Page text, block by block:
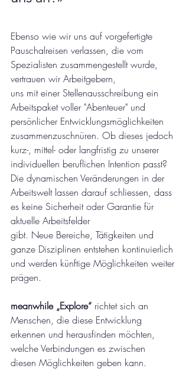
Ebenso wie wir uns auf vorgefertigte
Pauschalreisen verlassen, die vom
Spezialisten zusammengestellt wurde,
vertrauen wir Arbeitgebern,
uns mit einer Stellenausschreibung ein
Arbeitspaket voller "Abenteuer" und
persönlicher Entwicklungsmöglichkeiten
zusammenzuschnüren. Ob dieses jedoch
kurz-, mittel- oder langfristig zu unserer
individuellen beruflichen Intention passt?
Die dynamischen Veränderungen in der
Arbeitswelt lassen darauf schliessen, dass
es keine Sicherheit oder Garantie für
aktuelle Arbeitsfelder
gibt. Neue Bereiche, Tätigkeiten und
ganze Disziplinen entstehen kontinuierlich
und werden künftige Möglichkeiten weiter
prägen.
meanwhile „Explore“ richtet sich an
Menschen, die diese Entwicklung
erkennen und herausfinden möchten,
welche Verbindungen es zwischen
diesen Möglichkeiten geben kann.